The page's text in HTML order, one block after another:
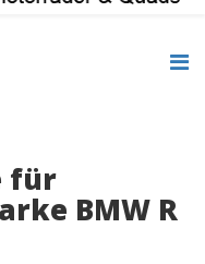
für
BMW R